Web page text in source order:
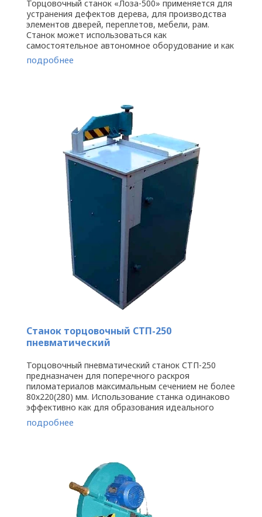
Торцовочный станок «Лоза-500» применяется для
устранения дефектов дерева, для производства
элементов дверей, переплетов, мебели, рам.
Станок может использоваться как
самостоятельное автономное оборудование и как
элемент технологической линии на ...
подробнее
Станок торцовочный СТП-250
пневматический
Торцовочный пневматический станок СТП-250
предназначен для поперечного раскроя
пиломатериалов максимальным сечением не более
80х220(280) мм. Использование станка одинаково
эффективно как для образования идеального
торца, так и иссячения из заготовки ...
подробнее